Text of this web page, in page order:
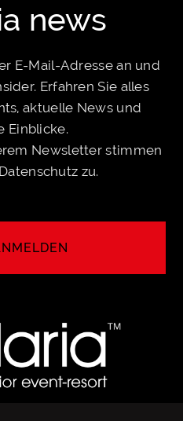
news
E-Mail-Adresse an und
Erfahren Sie alles
aktuelle News und
Einblicke.
Newsletter stimmen
Datenschutz zu.